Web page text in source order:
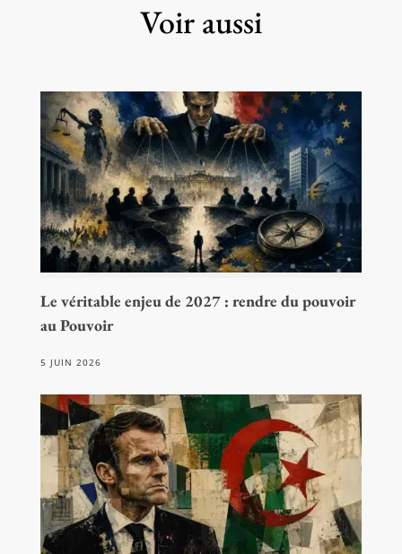
Voir aussi
Le véritable enjeu de 2027 : rendre du pouvoir
au Pouvoir
5 JUIN 2026